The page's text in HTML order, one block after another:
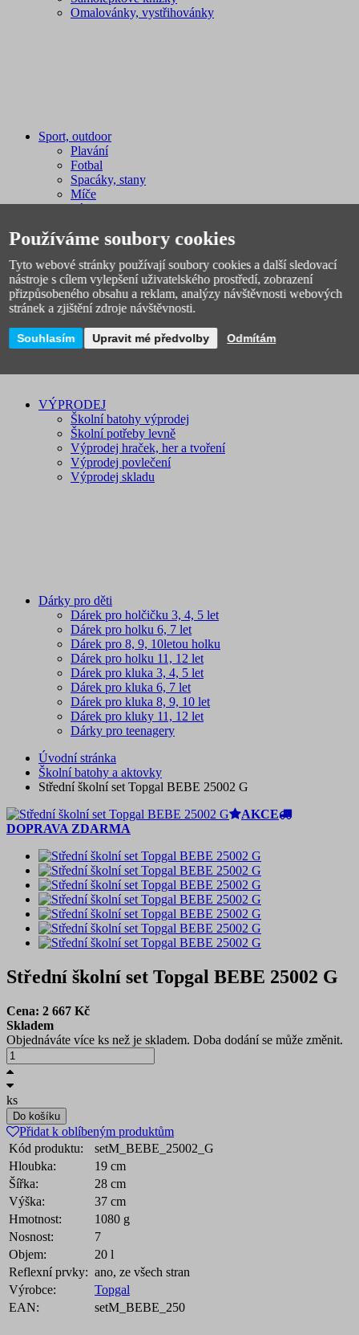
Omalovánky, vystřihovánky
Sport, outdoor
Plavání
Fotbal
Spacáky, stany
Míče
Pálky, rakety, hokejky
Sportovní potřeby
Licenční zboží
Novinky
VÝPRODEJ
Školní batohy výprodej
Školní potřeby levně
Výprodej hraček, her a tvoření
Výprodej povlečení
Výprodej skladu
Dárky pro děti
Dárek pro holčičku 3, 4, 5 let
Dárek pro holku 6, 7 let
Dárek pro 8, 9, 10letou holku
Dárek pro holku 11, 12 let
Dárek pro kluka 3, 4, 5 let
Dárek pro kluka 6, 7 let
Dárek pro kluka 8, 9, 10 let
Dárek pro kluky 11, 12 let
Dárky pro teenagery
Úvodní stránka
Školní batohy a aktovky
Střední školní set Topgal BEBE 25002 G
AKCE
DOPRAVA ZDARMA
Střední školní set Topgal BEBE 25002 G
Cena: 2 667 Kč
Skladem
Objednáváte více ks než je skladem. Doba dodání se může změnit.
ks
Do košíku
Přidat k oblíbeným produktům
Kód produktu:
setM_BEBE_25002_G
Hloubka:
19 cm
Šířka:
28 cm
Výška:
37 cm
Hmotnost:
1080 g
Nosnost:
7
Objem:
20 l
Reflexní prvky: ano, ze všech stran
Výrobce:
Topgal
EAN:
setM_BEBE_250
Používáme soubory cookies
Tyto webové stránky používají soubory cookies a další sledovací
nástroje s cílem vylepšení uživatelského prostředí, zobrazení
přizpůsobeného obsahu a reklam, analýzy návštěvnosti webových
stránek a zjištění zdroje návštěvnosti.
Souhlasím Upravit mé předvolby Odmítám